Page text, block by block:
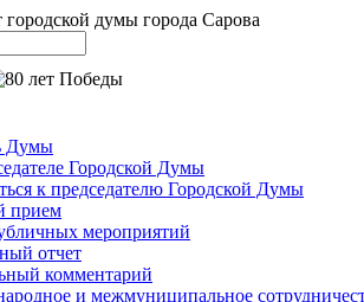
думы города Сарова
Думы
Городской Думы
к председателю Городской Думы
прием
мероприятий
отчет
комментарий
и межмуниципальное